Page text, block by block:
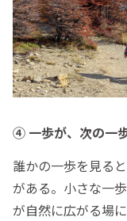
④ 一歩が、次の一
誰かの一歩を見る
がある。小さな一
が自然に広がる場に